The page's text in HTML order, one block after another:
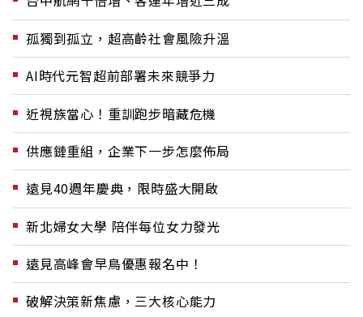
孤獨到孤立，超高齡社會風險升溫
AI時代元智超前部署未來競爭力
近視族當心！重訓跑步暗藏危機
供應鏈重組，企業下一步怎麼佈局
遠見40週年慶典，限時盛大開啟
新北婦女大學 陪伴每位女力發光
遠見高峰會早鳥優惠報名中！
破解決策新焦慮，三大核心能力